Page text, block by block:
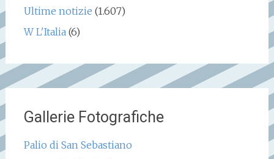
Ultime notizie (1.607)
W L'Italia(6)
Gallerie Fotografiche
Palio di San Sebastiano